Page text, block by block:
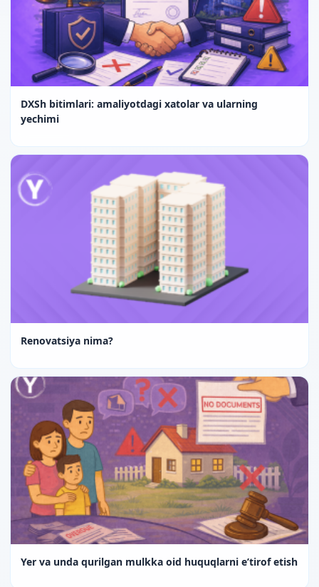
DXSh bitimlari: amaliyotdagi xatolar va ularning
yechimi
Renovatsiya nima?
Yer va unda qurilgan mulkka oid huquqlarni e’tirof etish